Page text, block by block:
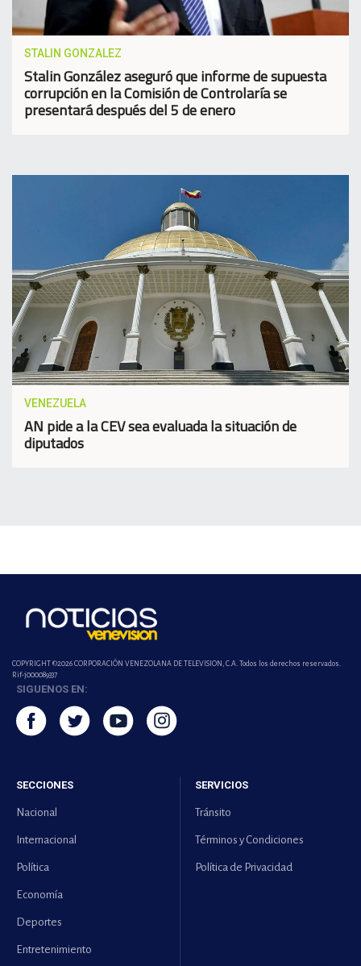
STALIN GONZALEZ
Stalin González aseguró que informe de supuesta
corrupción en la Comisión de Controlaría se
presentará después del 5 de enero
VENEZUELA
AN pide a la CEV sea evaluada la situación de
diputados
COPYRIGHT ©2026 CORPORACIÓN VENEZOLANA DE TELEVISION, C.A. Todos los derechos reservados.
Rif-j000089337
SIGUENOS EN:
SECCIONES
Nacional
Internacional
Política
Economía
Deportes
Entretenimiento
SERVICIOS
Tránsito
Términos y Condiciones
Política de Privacidad